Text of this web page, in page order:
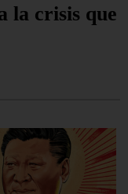
la crisis que